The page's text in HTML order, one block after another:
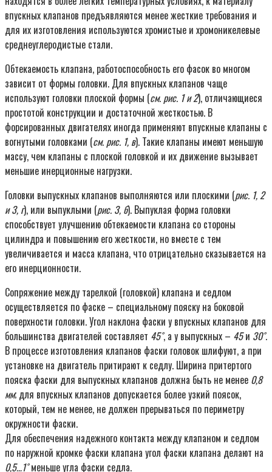
впускных клапанов предъявляются менее жесткие требования и
для их изготовления используются хромистые и хромоникелевые
среднеуглеродистые стали.
Обтекаемость клапана, работоспособность его фасок во многом
зависит от формы головки. Для впускных клапанов чаще
используют головки плоской формы (см. рис. 1 и 2), отличающиеся
простотой конструкции и достаточной жесткостью. В
форсированных двигателях иногда применяют впускные клапаны с
вогнутыми головками (см. рис. 1, в). Такие клапаны имеют меньшую
массу, чем клапаны с плоской головкой и их движение вызывает
меньшие инерционные нагрузки.
Головки выпускных клапанов выполняются или плоскими (рис. 1, 2
и 3, г), или выпуклыми (рис. 3, б). Выпуклая форма головки
способствует улучшению обтекаемости клапана со стороны
цилиндра и повышению его жесткости, но вместе с тем
увеличивается и масса клапана, что отрицательно сказывается на
его инерционности.
Сопряжение между тарелкой (головкой) клапана и седлом
осуществляется по фаске – специальному пояску на боковой
поверхности головки. Угол наклона фаски у впускных клапанов для
большинства двигателей составляет 45˚, а у выпускных – 45и 30˚.
В процессе изготовления клапанов фаски головок шлифуют, а при
установке на двигатель притирают к седлу. Ширина притертого
пояска фаски для выпускных клапанов должна быть не менее 0,8
мм; для впускных клапанов допускается более узкий поясок,
который, тем не менее, не должен прерываться по периметру
окружности фаски.
Для обеспечения надежного контакта между клапаном и седлом
по наружной кромке фаски клапана угол фаски клапана делают на
0,5…1˚меньше угла фаски седла.